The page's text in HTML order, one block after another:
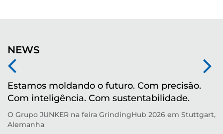
NEWS
Estamos moldando o futuro. Com precisão.
Com inteligência. Com sustentabilidade.
O Grupo JUNKER na feira GrindingHub 2026 em Stuttgart,
Alemanha